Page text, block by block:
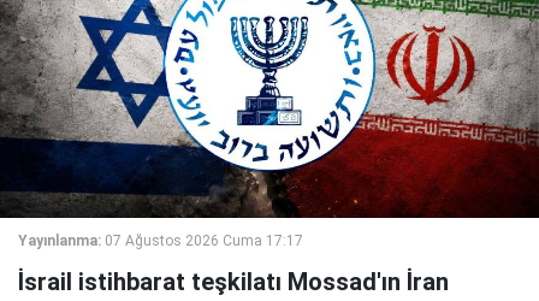
Yayınlanma: 07 Ağustos 2026 Cuma 17:17
İsrail istihbarat teşkilatı Mossad'ın İran